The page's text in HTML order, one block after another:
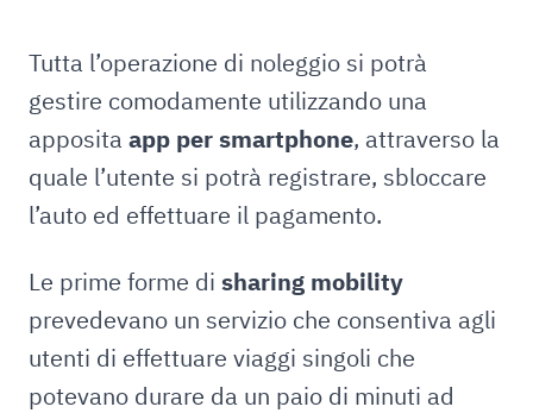
Tutta l’operazione di noleggio si potrà
gestire comodamente utilizzando una
apposita app per smartphone, attraverso la
quale l’utente si potrà registrare, sbloccare
l’auto ed effettuare il pagamento.
Le prime forme di sharing mobility
prevedevano un servizio che consentiva agli
utenti di effettuare viaggi singoli che
potevano durare da un paio di minuti ad